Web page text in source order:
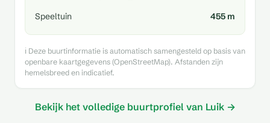
Speeltuin 455 m
ℹ️ Deze buurtinformatie is automatisch samengesteld op basis van
openbare kaartgegevens (OpenStreetMap). Afstanden zijn
hemelsbreed en indicatief.
Bekijk het volledige buurtprofiel van Luik →